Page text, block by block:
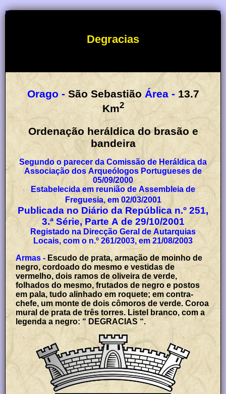
Degracias
Orago - São Sebastião Área - 13.7
Km2
Ordenação heráldica do brasão e
bandeira
Segundo o parecer da Comissão de Heráldica da
Associação dos Arqueólogos Portugueses de
05/09/2000
Estabelecida em reunião de Assembleia de
Freguesia, em 02/03/2001
Publicada no Diário da República n.º 251,
3.ª Série, Parte A de 29/10/2001
Registado na Direcção Geral de Autarquias
Locais, com o n.º 261/2003, em 21/08/2003
Armas - Escudo de prata, armação de moinho de
negro, cordoado do mesmo e vestidas de
vermelho, dois ramos de oliveira de verde,
folhados do mesmo, frutados de negro e postos
em pala, tudo alinhado em roquete; em contra-
chefe, um monte de dois cômoros de verde. Coroa
mural de prata de três torres. Listel branco, com a
legenda a negro: “ DEGRACIAS “.